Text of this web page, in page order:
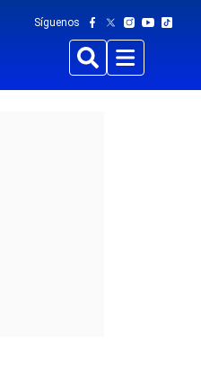
Síguenos
BuscarMenu